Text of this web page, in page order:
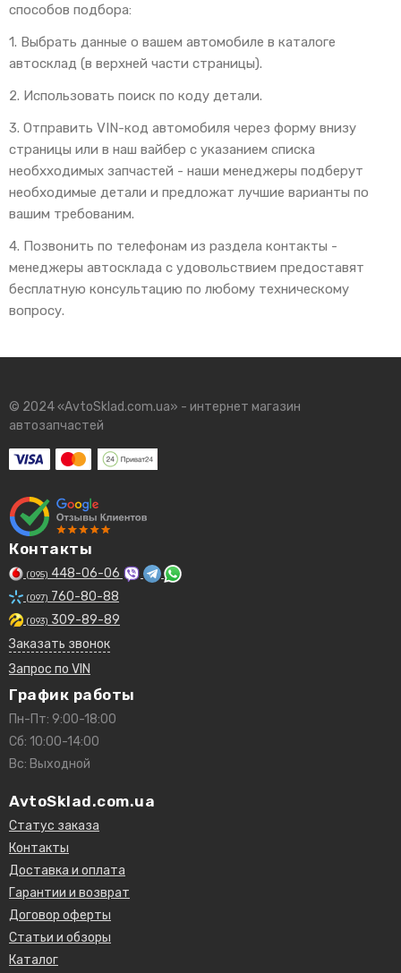
способов подбора:
1. Выбрать данные о вашем автомобиле в каталоге
автосклад (в верхней части страницы).
2. Использовать поиск по коду детали.
3. Отправить VIN-код автомобиля через форму внизу
страницы или в наш вайбер с указанием списка
необхходимых запчастей - наши менеджеры подберут
необходимые детали и предложат лучшие варианты по
вашим требованим.
4. Позвонить по телефонам из раздела контакты -
менеджеры автосклада с удовольствием предоставят
бесплатную консультацию по любому техническому
вопросу.
© 2024 «AvtoSklad.com.ua» - интернет магазин
автозапчастей
Контакты
(095) 448-06-06
(097) 760-80-88
(093) 309-89-89
Заказать звонок
Запрос по VIN
График работы
Пн-Пт: 9:00-18:00
Сб: 10:00-14:00
Вс: Выходной
AvtoSklad.com.ua
Статус заказа
Контакты
Доставка и оплата
Гарантии и возврат
Договор оферты
Статьи и обзоры
Каталог